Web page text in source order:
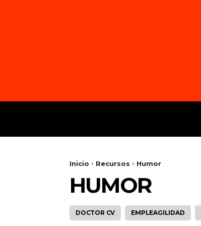
Inicio Recursos Humor
HUMOR
DOCTOR CV EMPLEAGILIDAD